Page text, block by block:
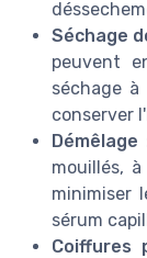
Séchage
peuvent
séchage
conserver
Démêlage
mouillés,
minimiser
sérum
Coiffures